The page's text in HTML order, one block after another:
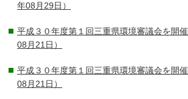
年08月29日）
平成３０年度第１回三重県環境審議会を開
08月21日）
平成３０年度第１回三重県環境審議会を開
08月21日）